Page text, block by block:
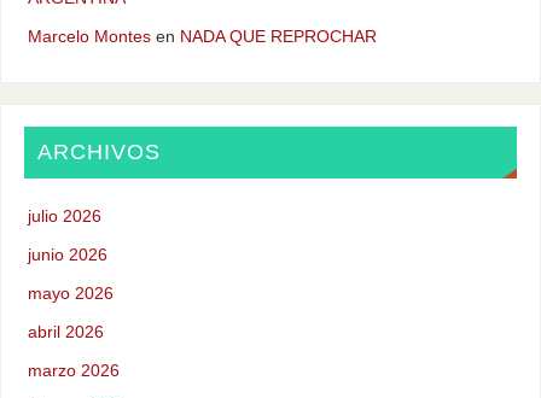
Marcelo Montesen NADA QUE REPROCHAR
ARCHIVOS
julio 2026
junio 2026
mayo 2026
abril 2026
marzo 2026